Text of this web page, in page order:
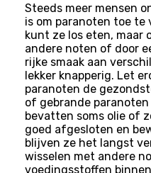
Steeds meer mensen
is om paranoten toe te
kunt ze los eten, maar
andere noten of door
rijke smaak aan
lekker knapperig. Let
paranoten de
of gebrande
bevatten soms olie of
goed afgesloten en
blijven ze het langst
wisselen met andere
voedingsstoffen